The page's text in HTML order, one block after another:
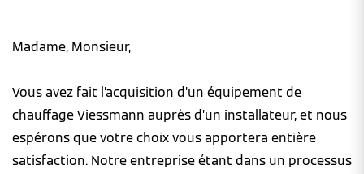
Madame, Monsieur,
Vous avez fait l’acquisition d’un équipement de
chauffage Viessmann auprès d’un installateur, et nous
espérons que votre choix vous apportera entière
satisfaction. Notre entreprise étant dans un processus